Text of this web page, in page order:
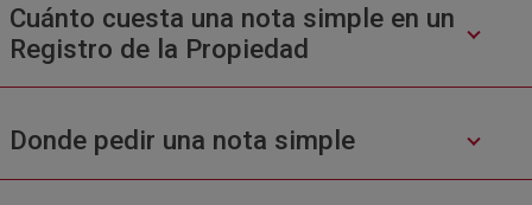
Cuánto cuesta una nota simple en un
Registro de la Propiedad
Donde pedir una nota simple